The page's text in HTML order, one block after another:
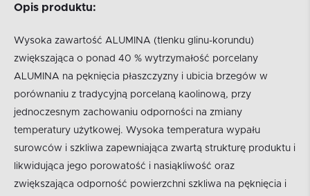
Opis produktu:
Wysoka zawartość ALUMINA (tlenku glinu-korundu)
zwiększająca o ponad 40 % wytrzymałość porcelany
ALUMINA na pęknięcia płaszczyzny i ubicia brzegów w
porównaniu z tradycyjną porcelaną kaolinową, przy
jednoczesnym zachowaniu odporności na zmiany
temperatury użytkowej. Wysoka temperatura wypału
surowców i szkliwa zapewniająca zwartą strukturę produktu i
likwidująca jego porowatość i nasiąkliwość oraz
zwiększająca odporność powierzchni szkliwa na pęknięcia i